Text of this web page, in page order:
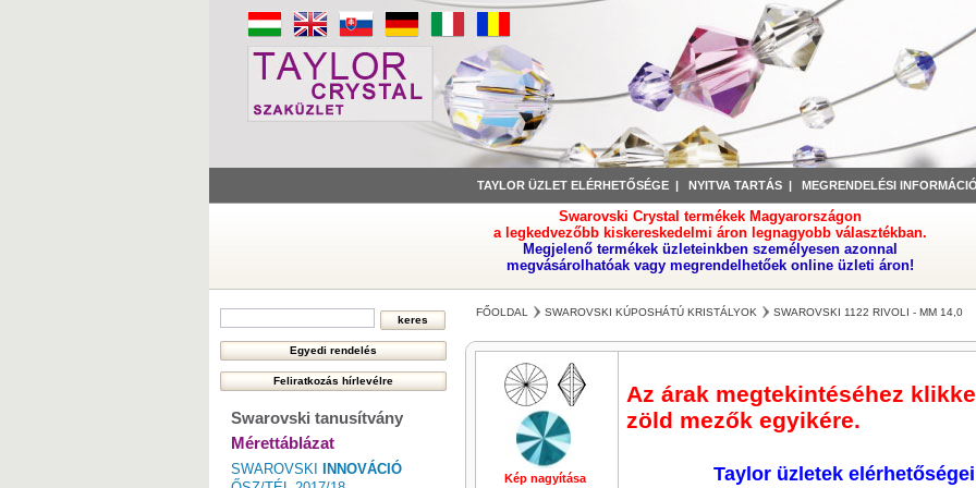
TAYLOR ÜZLET ELÉRHETŐSÉGE | NYITVA TARTÁS | MEGRENDELÉSI
Swarovski Crystal termékek Magyarországon
a legkedvezőbb kiskereskedelmi áron legnagyobb választékban.
Megjelenő termékek üzleteinkben személyesen azonnal
megvásárolhatóak vagy megrendelhetőek online üzleti áron!
Swarovski tanusítvány
Mérettáblázat
SWAROVSKI
INNOVÁCIÓ
FŐOLDAL SWAROVSKI KÚPOSHÁTÚ KRISTÁLYOK SWAROVSKI 1122 RIVOLI - MM 14,0
Kép nagyítása Kép nagyítása Kép nagyítása
Az árak megtekintéséhez
zöld mezők egyikére.
Taylor üzletek elérhetőségei